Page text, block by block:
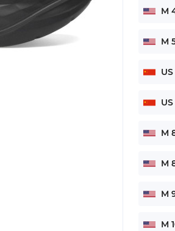
M
M
M
M
M
M